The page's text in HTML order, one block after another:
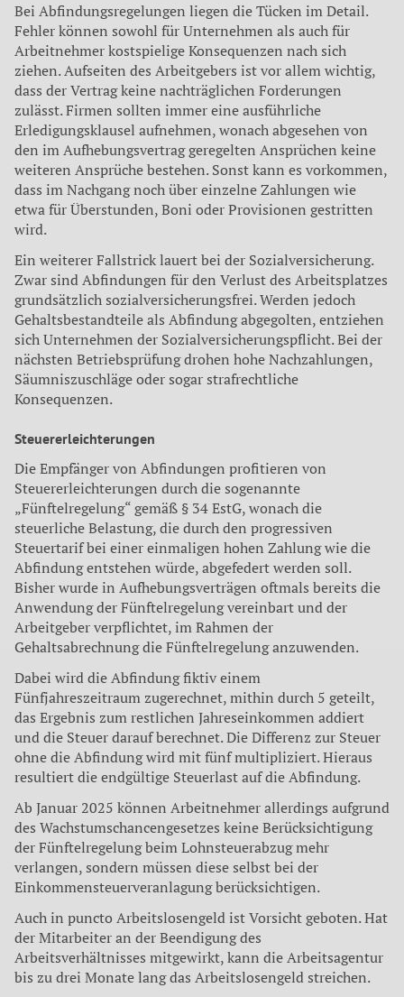
Bei Abfindungsregelungen liegen die Tücken im Detail.
Fehler können sowohl für Unternehmen als auch für
Arbeitnehmer kostspielige Konsequenzen nach sich
ziehen. Aufseiten des Arbeitgebers ist vor allem wichtig,
dass der Vertrag keine nachträglichen Forderungen
zulässt. Firmen sollten immer eine ausführliche
Erledigungsklausel aufnehmen, wonach abgesehen von
den im Aufhebungsvertrag geregelten Ansprüchen keine
weiteren Ansprüche bestehen. Sonst kann es vorkommen,
dass im Nachgang noch über einzelne Zahlungen wie
etwa für Überstunden, Boni oder Provisionen gestritten
wird.
Ein weiterer Fallstrick lauert bei der Sozialversicherung.
Zwar sind Abfindungen für den Verlust des Arbeitsplatzes
grundsätzlich sozialversicherungsfrei. Werden jedoch
Gehaltsbestandteile als Abfindung abgegolten, entziehen
sich Unternehmen der Sozialversicherungspflicht. Bei der
nächsten Betriebsprüfung drohen hohe Nachzahlungen,
Säumniszuschläge oder sogar strafrechtliche
Konsequenzen.
Steuererleichterungen
Die Empfänger von Abfindungen profitieren von
Steuererleichterungen durch die sogenannte
„Fünftelregelung“ gemäß § 34 EstG, wonach die
steuerliche Belastung, die durch den progressiven
Steuertarif bei einer einmaligen hohen Zahlung wie die
Abfindung entstehen würde, abgefedert werden soll.
Bisher wurde in Aufhebungsverträgen oftmals bereits die
Anwendung der Fünftelregelung vereinbart und der
Arbeitgeber verpflichtet, im Rahmen der
Gehaltsabrechnung die Fünftelregelung anzuwenden.
Dabei wird die Abfindung fiktiv einem
Fünfjahreszeitraum zugerechnet, mithin durch 5 geteilt,
das Ergebnis zum restlichen Jahreseinkommen addiert
und die Steuer darauf berechnet. Die Differenz zur Steuer
ohne die Abfindung wird mit fünf multipliziert. Hieraus
resultiert die endgültige Steuerlast auf die Abfindung.
Ab Januar 2025 können Arbeitnehmer allerdings aufgrund
des Wachstumschancengesetzes keine Berücksichtigung
der Fünftelregelung beim Lohnsteuerabzug mehr
verlangen, sondern müssen diese selbst bei der
Einkommensteuerveranlagung berücksichtigen.
Auch in puncto Arbeitslosengeld ist Vorsicht geboten. Hat
der Mitarbeiter an der Beendigung des
Arbeitsverhältnisses mitgewirkt, kann die Arbeitsagentur
bis zu drei Monate lang das Arbeitslosengeld streichen.